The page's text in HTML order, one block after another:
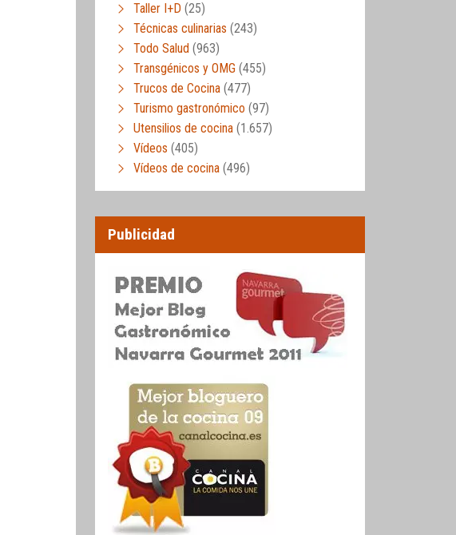
Taller I+D (25)
Técnicas culinarias (243)
Todo Salud (963)
Transgénicos y OMG (455)
Trucos de Cocina (477)
Turismo gastronómico (97)
Utensilios de cocina (1.657)
Vídeos (405)
Vídeos de cocina (496)
Publicidad